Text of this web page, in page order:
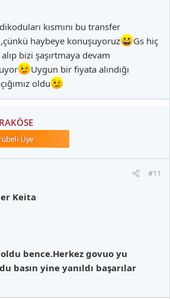
kısmını bu transfer
haybeye konuşuyoruz
Gs hiç
bizi şaşırtmaya devam
Uygun bir fiyata alındığı
oldu
#11
Keita
bence.Herkez govuo yu
basın yine yanıldı başarılar